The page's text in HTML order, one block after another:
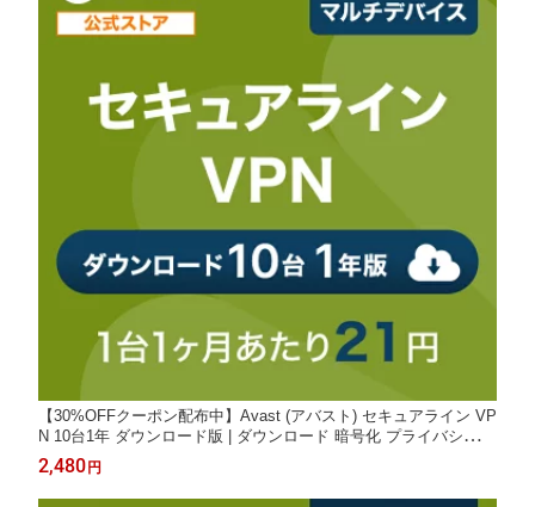
【30%OFFクーポン配布中】Avast (アバスト) セキュアライン VP
N 10台1年 ダウンロード版 | ダウンロード 暗号化 プライバシー保
護 個人情報保護 デバイス快適 送料無料 パソコン スマホ 通信暗
号化 セキュリティ対策 PC Windows Mac iOS iPhone iPad タブレ
ット
2,480円